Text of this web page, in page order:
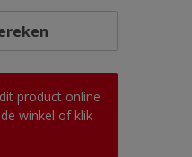
product online
winkel of klik